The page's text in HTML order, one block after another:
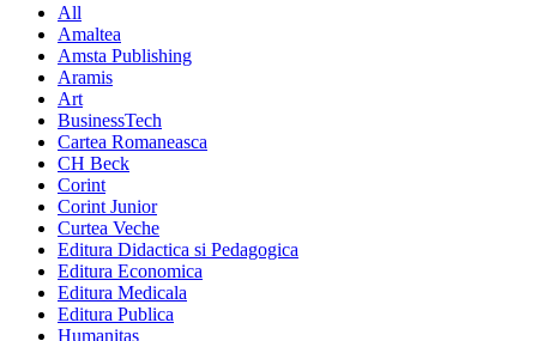
All
Amaltea
Amsta Publishing
Aramis
Art
BusinessTech
Cartea Romaneasca
CH Beck
Corint
Corint Junior
Curtea Veche
Editura Didactica si Pedagogica
Editura Economica
Editura Medicala
Editura Publica
Humanitas